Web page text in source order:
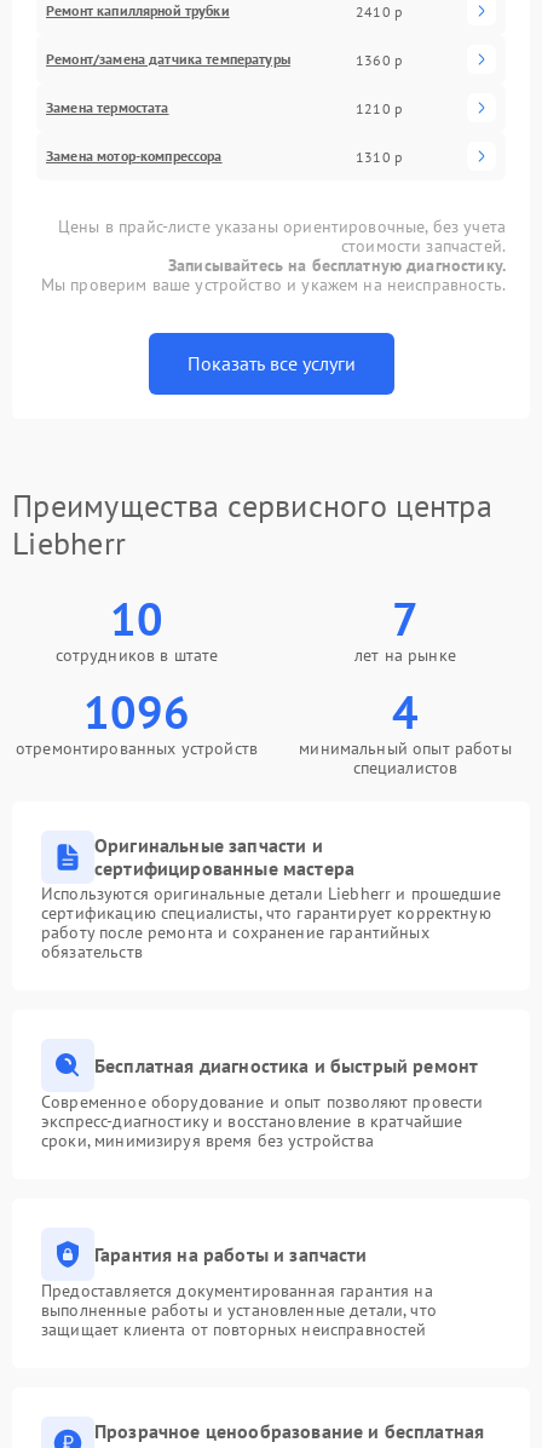
Ремонт капиллярной трубки 2410 р
Ремонт/замена датчика температуры 1360 р
Замена термостата 1210 р
Замена мотор-компрессора 1310 р
Цены в прайс-листе указаны ориентировочные, без учета
стоимости запчастей.
Записывайтесь на бесплатную диагностику.
Мы проверим ваше устройство и укажем на неисправность.
Показать все услуги
Преимущества сервисного центра
Liebherr
10
сотрудников в штате
7
лет на рынке
1096
отремонтированных устройств
4
минимальный опыт работы
специалистов
Оригинальные запчасти и
сертифицированные мастера
Используются оригинальные детали Liebherr и прошедшие
сертификацию специалисты, что гарантирует корректную
работу после ремонта и сохранение гарантийных
обязательств
Бесплатная диагностика и быстрый ремонт
Современное оборудование и опыт позволяют провести
экспресс-диагностику и восстановление в кратчайшие
сроки, минимизируя время без устройства
Гарантия на работы и запчасти
Предоставляется документированная гарантия на
выполненные работы и установленные детали, что
защищает клиента от повторных неисправностей
Прозрачное ценообразование и бесплатная